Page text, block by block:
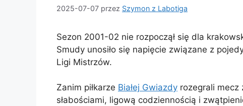
2025-07-07 przez Szymon z Labotiga
Sezon 2001-02 nie rozpoczął się dla
Smudy unosiło się napięcie związane z
Ligi Mistrzów.
Zanim piłkarze Białej Gwiazdy rozegrali mecz
słabościami, ligową codziennością i